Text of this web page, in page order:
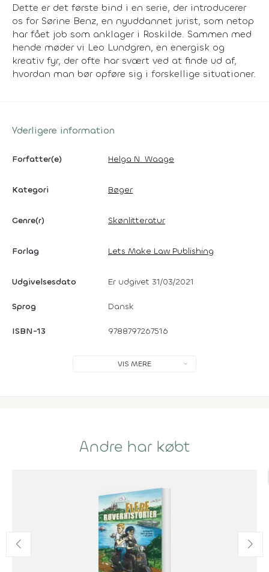
Dette er det første bind i en serie, der introducerer
os for Sørine Benz, en nyuddannet jurist, som netop
har fået job som anklager i Roskilde. Sammen med
hende møder vi Leo Lundgren, en energisk og
kreativ fyr, der ofte har svært ved at finde ud af,
hvordan man bør opføre sig i forskellige situationer.
Yderligere information
Forfatter(e) Helga N. Waage
Kategori Bøger
Genre(r) Skønlitteratur
Forlag Lets Make Law Publishing
Udgivelsesdato Er udgivet 31/03/2021
Sprog Dansk
ISBN-13 9788797267516
VIS MERE
Andre har købt